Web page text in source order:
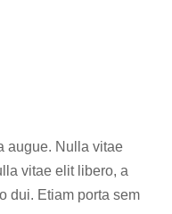
augue. Nulla vitae
vitae elit libero, a
dui. Etiam porta sem